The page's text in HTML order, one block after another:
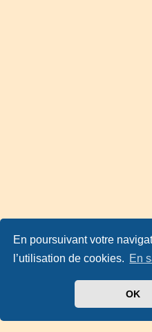
En poursuivant votre
l’utilisation de cookies. En
OK